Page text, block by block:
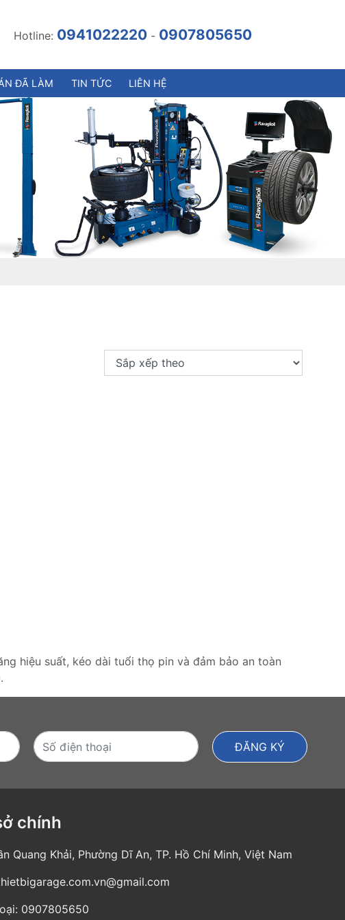
Hotline: 0941022220 - 0907805650
ĐÃ LÀM TIN TỨC LIÊN HỆ
hiệu suất, kéo dài tuổi thọ pin và đảm bảo an toàn
chính
Quang Khải, Phường Dĩ An, TP. Hồ Chí Minh, Việt Nam
0907805650